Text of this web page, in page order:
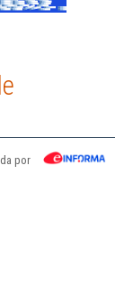
por